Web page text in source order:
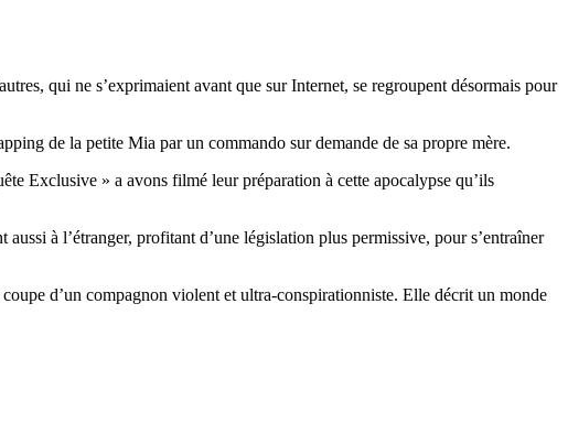
qui ne s’exprimaient avant que sur Internet, se regroupent désormais pour
de la petite Mia par un commando sur demande de sa propre mère.
Exclusive » a avons filmé leur préparation à cette apocalypse qu’ils
à l’étranger, profitant d’une législation plus permissive, pour s’entraîner
d’un compagnon violent et ultra-conspirationniste. Elle décrit un monde